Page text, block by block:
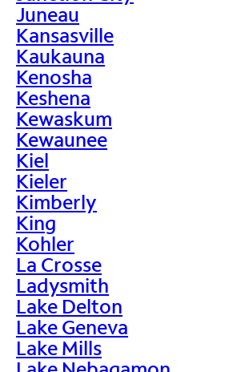
Juneau
Kansasville
Kaukauna
Kenosha
Keshena
Kewaskum
Kewaunee
Kiel
Kieler
Kimberly
King
Kohler
La Crosse
Ladysmith
Lake Delton
Lake Geneva
Lake Mills